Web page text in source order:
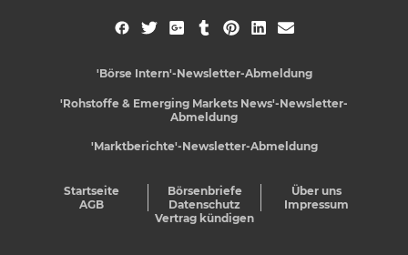
'Börse Intern'-Newsletter-Abmeldung
'Rohstoffe & Emerging Markets News'-Newsletter-
Abmeldung
'Marktberichte'-Newsletter-Abmeldung
Startseite Börsenbriefe
Über uns
AGB
Datenschutz
Impressum
Vertrag kündigen